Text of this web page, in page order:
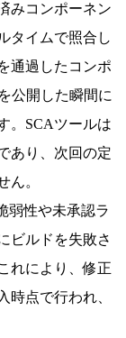
みコンポーネン
タイムで照合し
通過したコンポ
公開した瞬間に
。SCAツールは
あり、次回の定
ん。
弱性や未承認ラ
ビルドを失敗さ
れにより、修正
時点で行われ、